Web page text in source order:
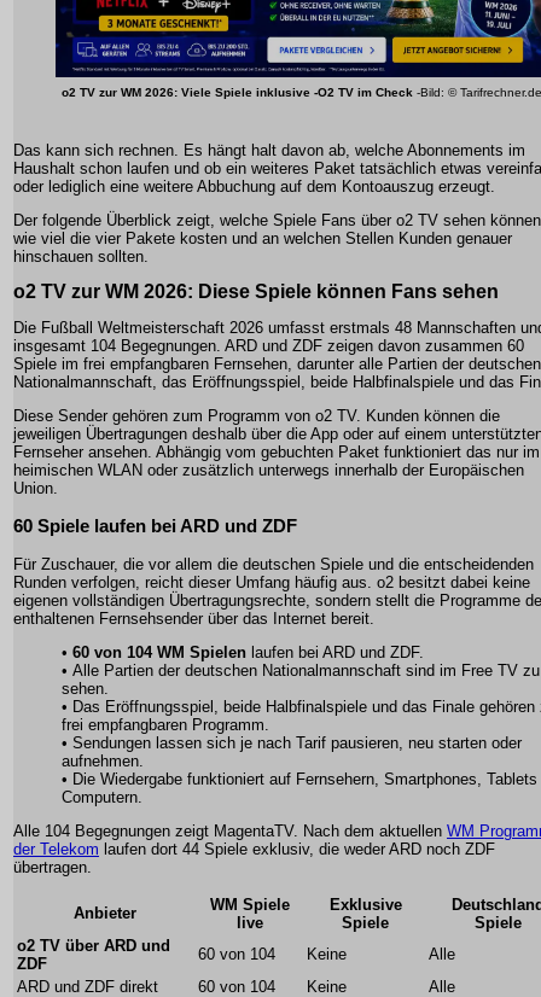
o2 TV zur WM 2026: Viele Spiele inklusive -O2 TV im Check -Bild: © Tarifrechner.de
Das kann sich rechnen. Es hängt halt davon ab, welche Abonnements im
Haushalt schon laufen und ob ein weiteres Paket tatsächlich etwas
oder lediglich eine weitere Abbuchung auf dem Kontoauszug erzeugt.
Der folgende Überblick zeigt, welche Spiele Fans über o2 TV sehen
wie viel die vier Pakete kosten und an welchen Stellen Kunden genauer
hinschauen sollten.
o2 TV zur WM 2026: Diese Spiele können Fans sehen
Die Fußball Weltmeisterschaft 2026 umfasst erstmals 48 Mannschaften
insgesamt 104 Begegnungen. ARD und ZDF zeigen davon zusammen 60
Spiele im frei empfangbaren Fernsehen, darunter alle Partien der deutschen
Nationalmannschaft, das Eröffnungsspiel, beide Halbfinalspiele und das
Diese Sender gehören zum Programm von o2 TV. Kunden können die
jeweiligen Übertragungen deshalb über die App oder auf einem
Fernseher ansehen. Abhängig vom gebuchten Paket funktioniert das nur im
heimischen WLAN oder zusätzlich unterwegs innerhalb der Europäischen
Union.
60 Spiele laufen bei ARD und ZDF
Für Zuschauer, die vor allem die deutschen Spiele und die entscheidenden
Runden verfolgen, reicht dieser Umfang häufig aus. o2 besitzt dabei keine
eigenen vollständigen Übertragungsrechte, sondern stellt die Programme
enthaltenen Fernsehsender über das Internet bereit.
• 60 von 104 WM Spielen laufen bei ARD und ZDF.
• Alle Partien der deutschen Nationalmannschaft sind im Free TV zu
sehen.
• Das Eröffnungsspiel, beide Halbfinalspiele und das Finale gehören
frei empfangbaren Programm.
• Sendungen lassen sich je nach Tarif pausieren, neu starten oder
aufnehmen.
• Die Wiedergabe funktioniert auf Fernsehern, Smartphones, Tablets
Computern.
Alle 104 Begegnungen zeigt MagentaTV. Nach dem aktuellen WM
der Telekom laufen dort 44 Spiele exklusiv, die weder ARD noch ZDF
übertragen.
Anbieter
WM Spiele
live
Exklusive
Spiele
Spiele
o2 TV über ARD und
ZDF
60 von 104 Keine
Alle
ARD und ZDF direkt
60 von 104 Keine
Alle